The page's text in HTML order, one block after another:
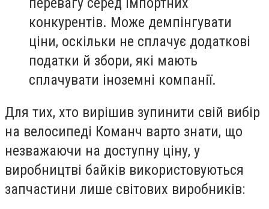
конкурентів. Може демпінгувати
ціни, оскільки не сплачує додаткові
податки й збори, які мають
сплачувати іноземні компанії.
Для тих, хто вирішив зупинити свій вибір
на велосипеді Команч варто знати, що
незважаючи на доступну ціну, у
виробництві байків використовуються
запчастини лише світових виробників: